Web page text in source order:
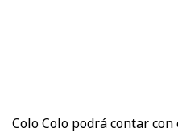
Colo Colo podrá contar